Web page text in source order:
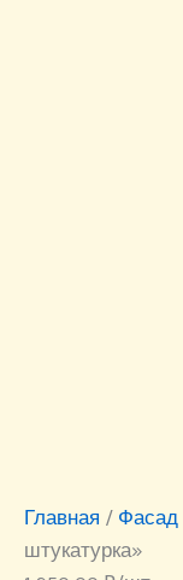
Главная / Фасад
штукатурка»